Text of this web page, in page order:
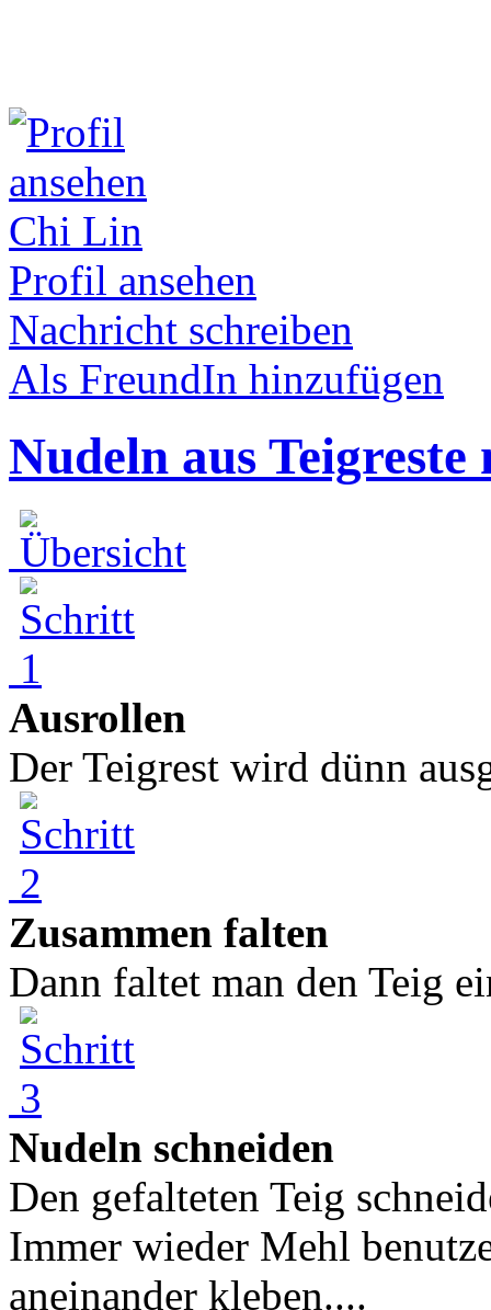
Chi Lin
Profil ansehen
Nachricht schreiben
Als FreundIn hinzufügen
Nudeln aus Teigreste
Ausrollen
Der Teigrest wird dünn
Zusammen falten
Dann faltet man den Teig
Nudeln schneiden
Den gefalteten Teig
Immer wieder Mehl
aneinander kleben....